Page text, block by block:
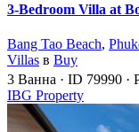
3-Bedroom Villa at
Bang Tao Beach,
Villas в Buy
3 Ванна · ID 79990 ·
IBG Property